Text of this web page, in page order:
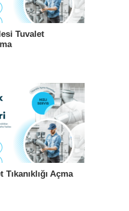
Tuvalet
Açma